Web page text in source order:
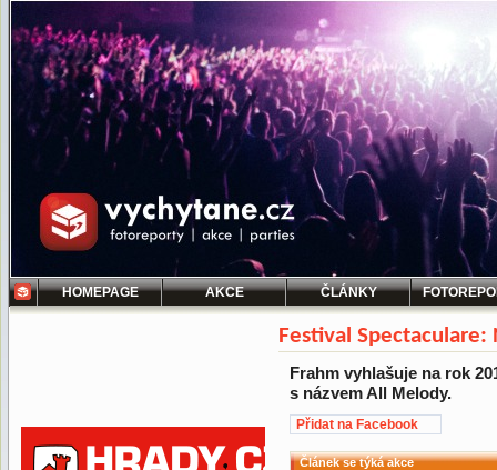
HOMEPAGE AKCE ČLÁNKY
Festival Spectaculare:
Frahm vyhlašuje na rok
s názvem All Melody.
Přidat na Facebook
Článek se týká akce